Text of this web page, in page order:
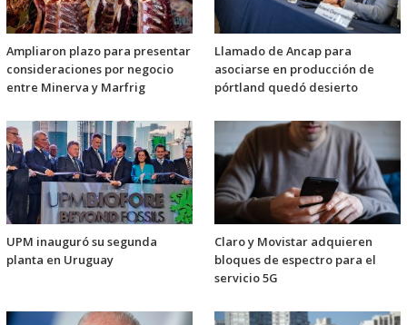
Ampliaron plazo para presentar
consideraciones por negocio
entre Minerva y Marfrig
Llamado de Ancap para
asociarse en producción de
pórtland quedó desierto
UPM inauguró su segunda
planta en Uruguay
Claro y Movistar adquieren
bloques de espectro para el
servicio 5G